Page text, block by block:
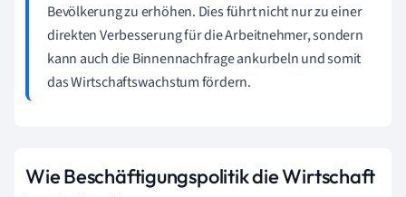
Bevölkerung zu erhöhen. Dies führt nicht nur zu einer
direkten Verbesserung für die Arbeitnehmer, sondern
kann auch die Binnennachfrage ankurbeln und somit
das Wirtschaftswachstum fördern.
Wie Beschäftigungspolitik die Wirtschaft